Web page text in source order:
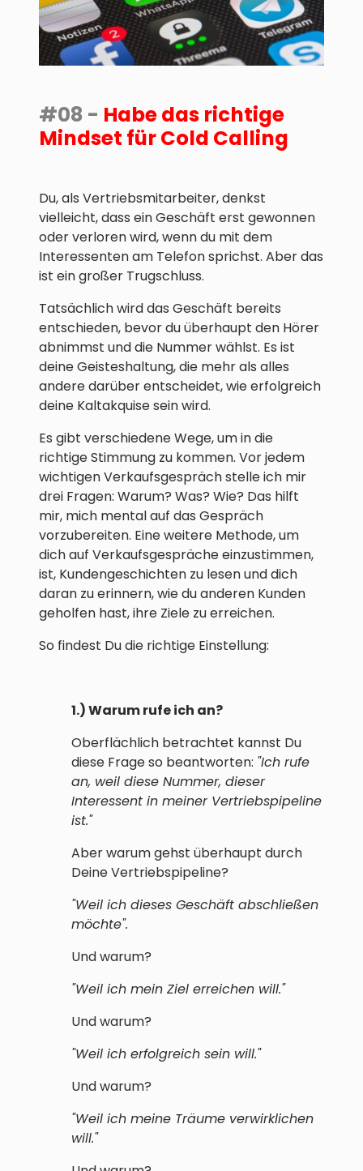
#08 - Habe das richtige
Mindset für Cold Calling
Du, als Vertriebsmitarbeiter, denkst
vielleicht, dass ein Geschäft erst gewonnen
oder verloren wird, wenn du mit dem
Interessenten am Telefon sprichst. Aber das
ist ein großer Trugschluss.
Tatsächlich wird das Geschäft bereits
entschieden, bevor du überhaupt den Hörer
abnimmst und die Nummer wählst. Es ist
deine Geisteshaltung, die mehr als alles
andere darüber entscheidet, wie erfolgreich
deine Kaltakquise sein wird.
Es gibt verschiedene Wege, um in die
richtige Stimmung zu kommen. Vor jedem
wichtigen Verkaufsgespräch stelle ich mir
drei Fragen: Warum? Was? Wie? Das hilft
mir, mich mental auf das Gespräch
vorzubereiten. Eine weitere Methode, um
dich auf Verkaufsgespräche einzustimmen,
ist, Kundengeschichten zu lesen und dich
daran zu erinnern, wie du anderen Kunden
geholfen hast, ihre Ziele zu erreichen.
So findest Du die richtige Einstellung:
1.) Warum rufe ich an?
Oberflächlich betrachtet kannst Du
diese Frage so beantworten: "Ich rufe
an, weil diese Nummer, dieser
Interessent in meiner Vertriebspipeline
ist."
Aber warum gehst überhaupt durch
Deine Vertriebspipeline?
"Weil ich dieses Geschäft abschließen
möchte".
Und warum?
"Weil ich mein Ziel erreichen will."
Und warum?
"Weil ich erfolgreich sein will."
Und warum?
"Weil ich meine Träume verwirklichen
will."